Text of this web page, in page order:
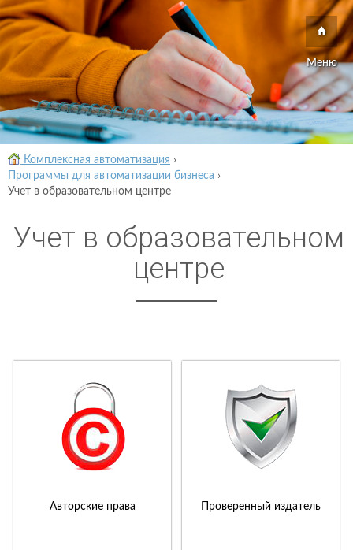
Меню
Комплексная автоматизация ›
Программы для автоматизации бизнеса ›
Учет в образовательном центре
Учет в образовательном
центре
Авторские права Проверенный издатель